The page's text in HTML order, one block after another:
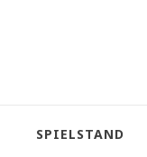
SPIELSTAND